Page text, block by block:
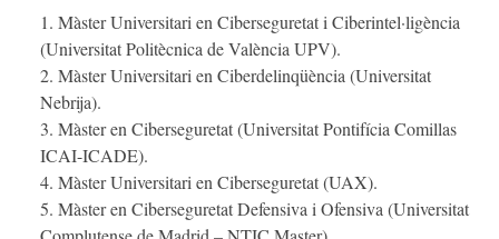
Màster Universitari en Ciberseguretat i Ciberintel·ligència
(Universitat Politècnica de València UPV).
Màster Universitari en Ciberdelinqüència (Universitat
Nebrija).
Màster en Ciberseguretat (Universitat Pontifícia Comillas
ICAI-ICADE).
Màster Universitari en Ciberseguretat (UAX).
Màster en Ciberseguretat Defensiva i Ofensiva (Universitat